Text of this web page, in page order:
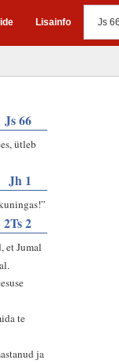
Lisainfo
Js 66
ütleb
Jh 1
2Ts 2
et Jumal
te
ja